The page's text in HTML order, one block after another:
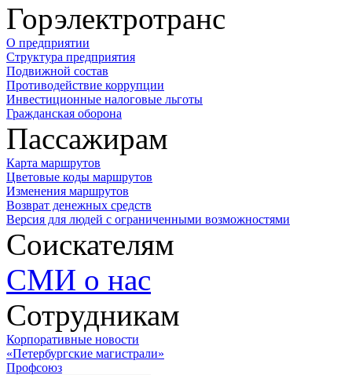
Горэлектротранс
О предприятии
Структура предприятия
Подвижной состав
Противодействие коррупции
Инвестиционные налоговые льготы
Гражданская оборона
Пассажирам
Карта маршрутов
Цветовые коды маршрутов
Изменения маршрутов
Возврат денежных средств
Версия для людей с ограниченными возможностями
Соискателям
СМИ о нас
Сотрудникам
Корпоративные новости
«Петербургские магистрали»
Профсоюз